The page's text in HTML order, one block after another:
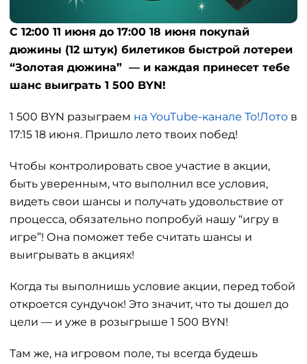
С 12:00 11 июня до 17:00 18 июня покупай
дюжины (12 штук) билетиков быстрой лотереи
“Золотая дюжина” — и каждая принесет тебе
шанс выиграть 1 500 BYN!
1 500 BYN разыграем на YouTube-канале То!Лото в
17:15 18 июня. Пришло лето твоих побед!
Чтобы контролировать свое участие в акции,
быть уверенным, что выполнил все условия,
видеть свои шансы и получать удовольствие от
процесса, обязательно попробуй нашу “игру в
игре”! Она поможет тебе считать шансы и
выигрывать в акциях!
Когда ты выполнишь условие акции, перед тобой
откроется сундучок! Это значит, что ты дошел до
цели — и уже в розыгрыше 1 500 BYN!
Там же, на игровом поле, ты всегда будешь